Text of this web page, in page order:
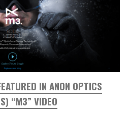
IN ANON OPTICS
“M3” VIDEO